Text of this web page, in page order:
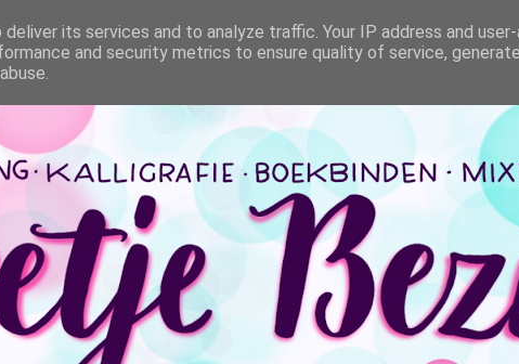
its services and to analyze traffic. Your IP address and
and security metrics to ensure quality of service,